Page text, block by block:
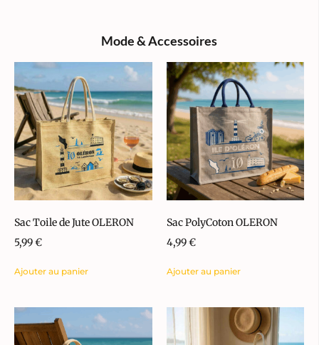
Mode & Accessoires
Sac Toile de Jute OLERON
5,99€
Ajouter au panier
Sac PolyCoton OLERON
4,99€
Ajouter au panier